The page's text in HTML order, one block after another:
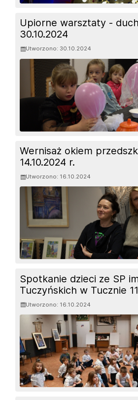
Upiorne warsztaty -
30.10.2024
Utworzono: 30.10.2024
Wernisaż okiem
14.10.2024 r.
Utworzono: 16.10.2024
Spotkanie dzieci ze SP
Tuczyńskich w Tucznie
Utworzono: 16.10.2024